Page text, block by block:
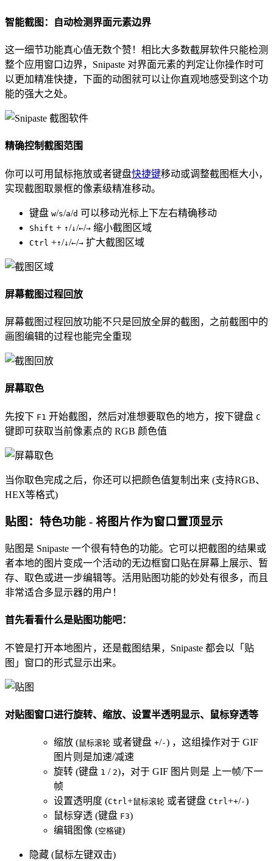
智能截图：自动检测界面元素边界
这一细节功能真心值无数个赞！相比大多数截屏软件只能检测
整个应用窗口边界，Snipaste 对界面元素的判定让你操作时可
以更加精准快捷，下面的动图就可以让你直观地感受到这个功
能的强大之处。
精确控制截图范围
你可以可用鼠标拖放或者键盘快捷键移动或调整截图框大小，
实现截图取景框的像素级精准移动。
键盘 w/s/a/d 可以移动光标上下左右精确移动
Shift + ↑/↓/←/→ 缩小截图区域
Ctrl +↑/↓/←/→ 扩大截图区域
屏幕截图过程回放
屏幕截图过程回放功能不只是回放全屏的截图，之前截图中的
画图编辑的过程也能完全重现
屏幕取色
先按下 F1 开始截图，然后对准想要取色的地方，按下键盘 C
键即可获取当前像素点的 RGB 颜色值
当你取色完成之后，你还可以把颜色值复制出来 (支持RGB、
HEX等格式)
贴图：特色功能 - 将图片作为窗口置顶显示
贴图是 Snipaste 一个很有特色的功能。它可以把截图的结果或
者本地的图片变成一个活动的无边框窗口贴在屏幕上展示、暂
存、取色或进一步编辑等。活用贴图功能的妙处有很多，而且
非常适合多显示器的用户！
首先看看什么是贴图功能吧：
不管是打开本地图片，还是截图结果，Snipaste 都会以「贴
图」窗口的形式显示出来。
对贴图窗口进行旋转、缩放、设置半透明显示、鼠标穿透等
缩放 (鼠标滚轮 或者键盘 +/-) ，这组操作对于 GIF
图片则是加速/减速
旋转 (键盘 1 / 2)，对于 GIF 图片则是 上一帧/下一
帧
设置透明度 (Ctrl+鼠标滚轮 或者键盘 Ctrl++/-)
鼠标穿透 (键盘 F3)
编辑图像 (空格键)
隐藏 (鼠标左键双击)